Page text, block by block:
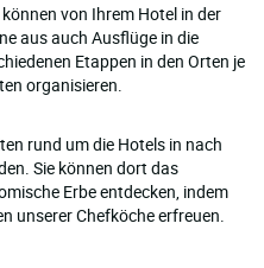
von Ihrem Hotel in der
aus auch Ausflüge in die
Etappen in den Orten je
organisieren.
rund um die Hotels in nach
Sie können dort das
Erbe entdecken, indem
unserer Chefköche erfreuen.